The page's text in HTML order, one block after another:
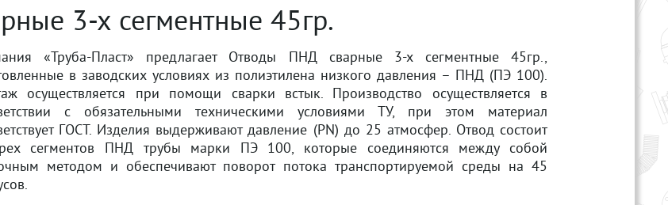
3-х сегментные 45гр.
«Труба-Пласт» предлагает Отводы ПНД сварные 3-х сегментные 45гр.,
в заводских условиях из полиэтилена низкого давления – ПНД (ПЭ 100).
осуществляется при помощи сварки встык. Производство осуществляется в
с обязательными техническими условиями ТУ, при этом материал
ГОСТ. Изделия выдерживают давление (PN) до 25 атмосфер. Отвод состоит
сегментов ПНД трубы марки ПЭ 100, которые соединяются между собой
методом и обеспечивают поворот потока транспортируемой среды на 45